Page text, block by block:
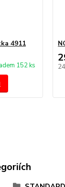
4911
152 ks